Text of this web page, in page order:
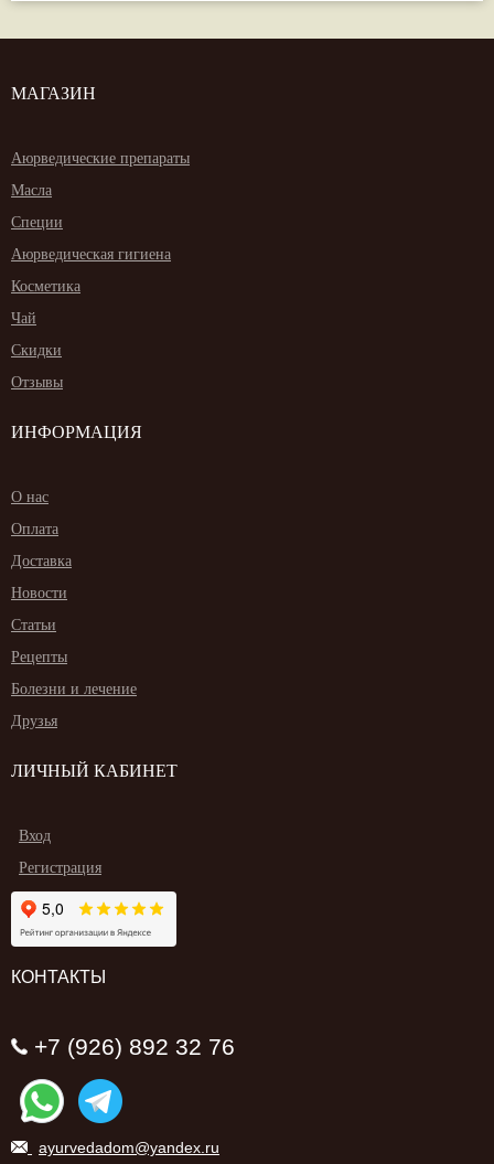
МАГАЗИН
Аюрведические препараты
Масла
Специи
Аюрведическая гигиена
Косметика
Чай
Скидки
Отзывы
ИНФОРМАЦИЯ
О нас
Оплата
Доставка
Новости
Статьи
Рецепты
Болезни и лечение
Друзья
ЛИЧНЫЙ КАБИНЕТ
Вход
Регистрация
КОНТАКТЫ
+7 (926) 892 32 76
ayurvedadom@yandex.ru